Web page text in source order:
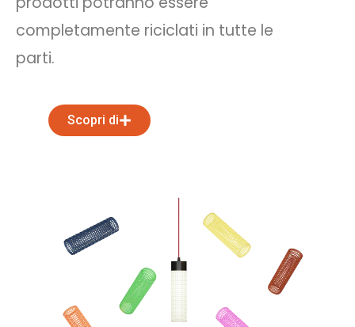
completamente riciclati in tutte le
parti.
Scopri di